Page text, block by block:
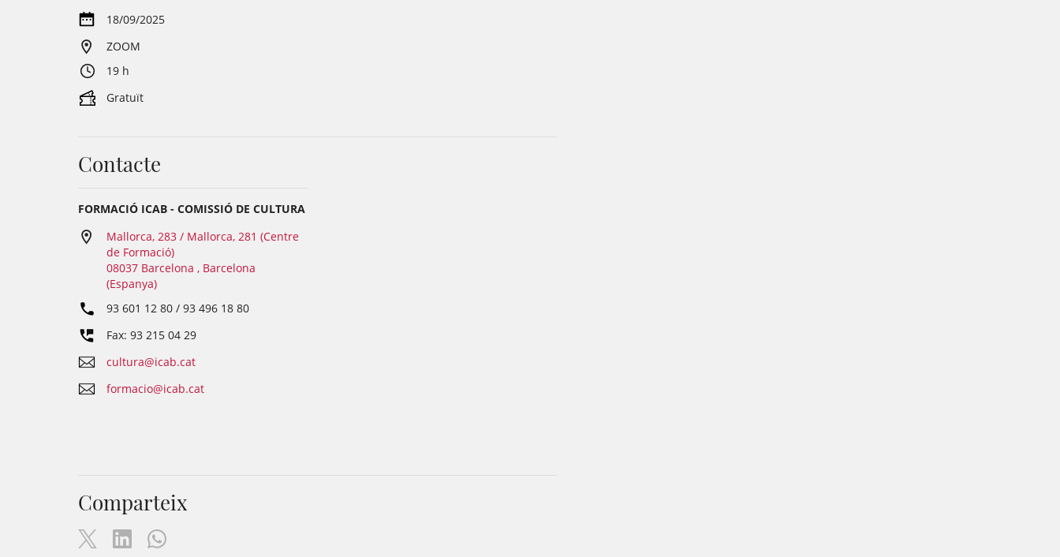
18/09/2025
ZOOM
19 h
Gratuït
Contacte
FORMACIÓ ICAB - COMISSIÓ DE CULTURA
Mallorca, 283 / Mallorca, 281 (Centre
de Formació)
08037 Barcelona , Barcelona
(Espanya)
93 601 12 80 / 93 496 18 80
Fax: 93 215 04 29
cultura@icab.cat
formacio@icab.cat
Comparteix